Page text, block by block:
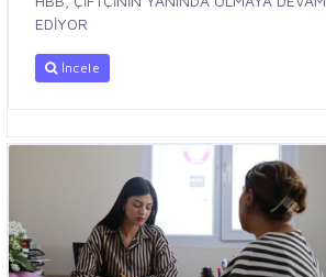
EDİYOR
İncele